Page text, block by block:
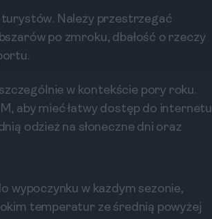
Należy przestrzegać
po zmroku, dbałość o rzeczy
w kontekście pory roku.
aby mieć łatwy dostęp do internetu
odzież na słoneczne dni oraz
wypoczynku w każdym sezonie,
temperatur ze średnią powyżej